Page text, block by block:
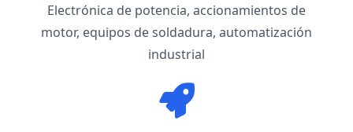
Electrónica de potencia, accionamientos de
motor, equipos de soldadura, automatización
industrial